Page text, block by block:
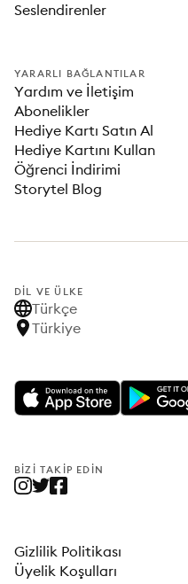
Seslendirenler
YARARLI BAĞLANTILAR
Yardım ve İletişim
Abonelikler
Hediye Kartı Satın Al
Hediye Kartını Kullan
Öğrenci İndirimi
Storytel Blog
DIL VE ÜLKE
Türkçe
Türkiye
BIZI TAKIP EDIN
Gizlilik Politikası
Üyelik Koşulları